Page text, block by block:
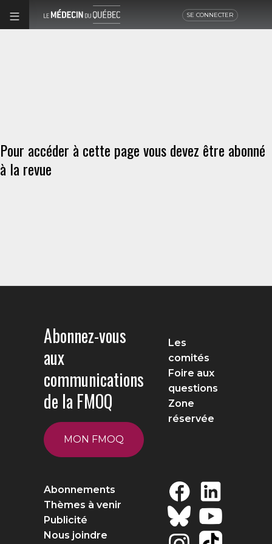
SE CONNECTER
Pour accéder à cette page vous devez être abonné
à la revue
Abonnez-vous
aux
communications
de la FMOQ
MON FMOQ
Les
comités
Foire aux
questions
Zone
réservée
Abonnements
Thèmes à venir
Publicité
Nous joindre